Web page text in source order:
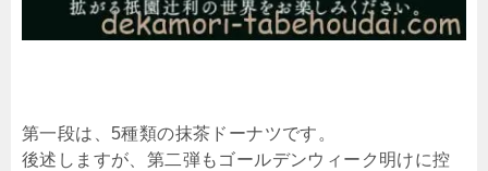
第一段は、5種類の抹茶ドーナツです。
後述しますが、第二弾もゴールデンウィーク明けに控